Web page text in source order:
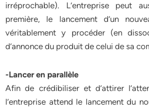
irréprochable). L’entreprise peut
première, le lancement d’un
véritablement y procéder (en
d’annonce du produit de celui de sa
-Lancer en parallèle
Afin de crédibiliser et d’attirer
l’entreprise attend le lancement du